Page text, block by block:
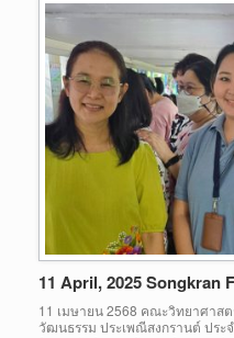
11 April, 2025 Songkran
11 เมษายน 2568 คณะวิทยาศาส
วัฒนธรรม ประเพณีสงกรานต์ ปร